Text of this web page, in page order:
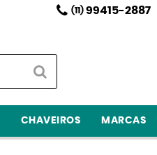
(11)99415-2887
CHAVEIROS MARCAS